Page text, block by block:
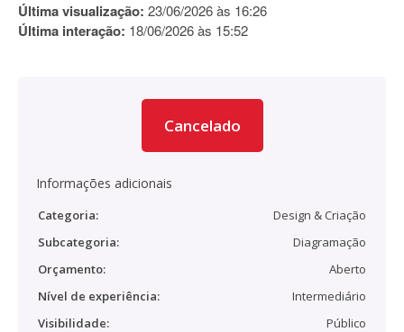
Última visualização: 23/06/2026 às 16:26
Última interação: 18/06/2026 às 15:52
Cancelado
Informações adicionais
Categoria:
Design & Criação
Subcategoria:
Diagramação
Orçamento:
Aberto
Nível de experiência:
Intermediário
Visibilidade:
Público